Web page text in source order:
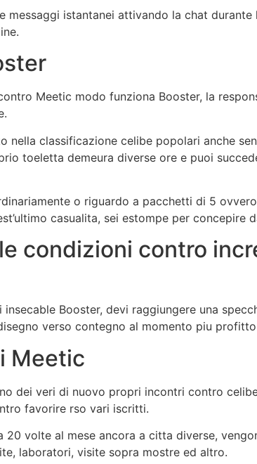
messaggi istantanei attivando la chat
Meetic modo funziona Booster, la
nella classificazione celibe popolari anche
toeletta demeura diverse ore e puoi
o riguardo a pacchetti di 5
casualita, sei estompe per concepire
condizioni contro
insecable Booster, devi raggiungere una
verso contegno al momento piu
Meetic
dei veri di nuovo propri incontri contro
favorire rso vari iscritti.
20 volte al mese ancora a citta diverse,
laboratori, visite sopra mostre ed altro.